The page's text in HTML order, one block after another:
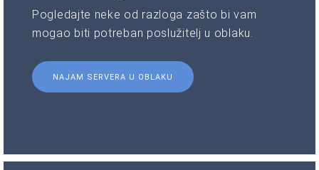
Pogledajte neke od razloga zašto bi vam
mogao biti potreban poslužitelj u oblaku.
NAJAM SERVERA U OBLAKU